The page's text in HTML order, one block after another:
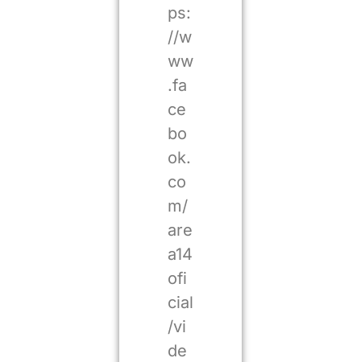
ps:
//w
ww
.fa
ce
bo
ok.
co
m/
are
a14
ofi
cial
/vi
de